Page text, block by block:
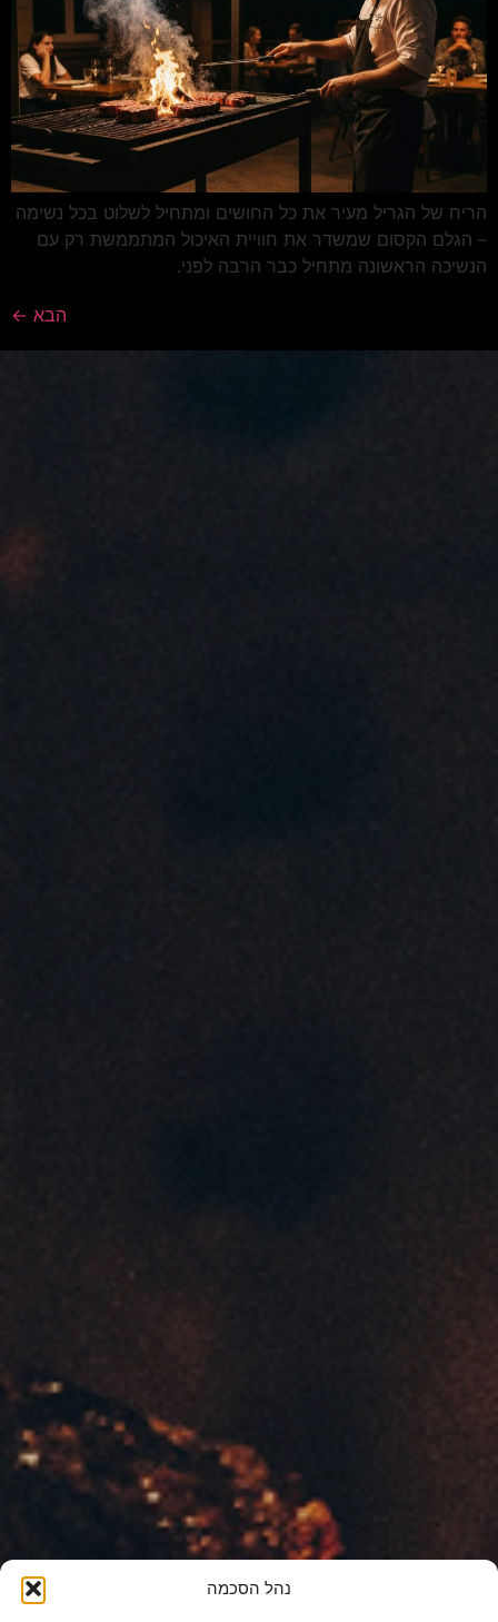
נהל הסכמה
הריח של הגריל מעיר את כל החושים ומתחיל לשלוט בכל נשימה
– הגלם הקסום שמשדר את חוויית האיכול המתממשת רק עם
הנשיכה הראשונה מתחיל כבר הרבה לפני.
הבא ←